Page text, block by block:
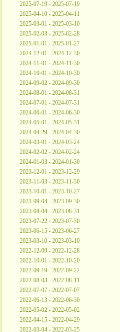
2025-07-19 - 2025-07-19
2025-04-10 - 2025-04-11
2025-03-01 - 2025-03-10
2025-02-03 - 2025-02-28
2025-01-01 - 2025-01-27
2024-12-01 - 2024-12-30
2024-11-01 - 2024-11-30
2024-10-01 - 2024-10-30
2024-09-02 - 2024-09-30
2024-08-01 - 2024-08-31
2024-07-01 - 2024-07-31
2024-06-01 - 2024-06-30
2024-05-01 - 2024-05-31
2024-04-29 - 2024-04-30
2024-03-01 - 2024-03-24
2024-02-02 - 2024-02-24
2024-01-03 - 2024-01-30
2023-12-01 - 2023-12-29
2023-11-03 - 2023-11-30
2023-10-01 - 2023-10-27
2023-09-04 - 2023-09-30
2023-08-04 - 2023-08-31
2023-07-22 - 2023-07-30
2023-06-15 - 2023-06-27
2023-03-10 - 2023-03-10
2022-12-09 - 2022-12-28
2022-10-01 - 2022-10-20
2022-09-19 - 2022-09-22
2022-08-03 - 2022-08-11
2022-07-07 - 2022-07-07
2022-06-13 - 2022-06-30
2022-05-02 - 2022-05-02
2022-04-15 - 2022-04-29
2022-03-04 - 2022-03-25